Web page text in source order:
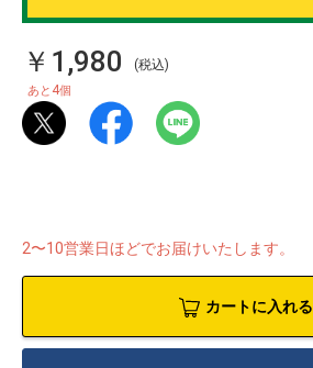
￥1,980 (税込)
あと 4個
2〜10営業日ほどでお届けいたします。
カートに入れる